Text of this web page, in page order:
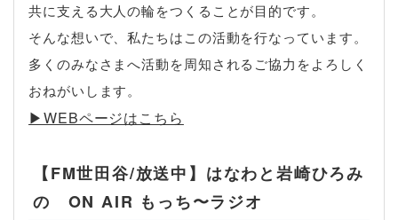
共に支える大人の輪をつくることが目的です。
そんな想いで、私たちはこの活動を行なっています。
多くのみなさまへ活動を周知されるご協力をよろしく
おねがいします。
▶︎WEBページはこちら
【FM世田谷/放送中】はなわと岩崎ひろみ
の ON AIR もっち〜ラジオ